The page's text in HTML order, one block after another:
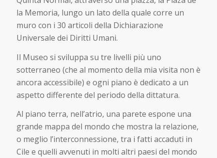
la Memoria, lungo un lato della quale corre un
muro con i 30 articoli della Dichiarazione
Universale dei Diritti Umani.
Il Museo si sviluppa su tre livelli più uno
sotterraneo (che al momento della mia visita non è
ancora accessibile) e ogni piano è dedicato a un
aspetto differente del periodo della dittatura.
Al piano terra, nell’atrio, una parete espone una
grande mappa del mondo che mostra la relazione,
o meglio l’interconnessione, tra i fatti accaduti in
Cile e quelli avvenuti in molti altri paesi del mondo